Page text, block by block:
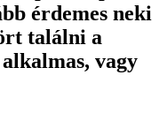
érdemes neki
találni a
vagy